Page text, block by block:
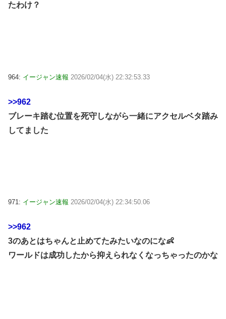
たわけ？
964: イージャン速報 2026/02/04(水) 22:32:53.33
>>962
ブレーキ踏む位置を死守しながら一緒にアクセルベタ踏み
してました
971: イージャン速報 2026/02/04(水) 22:34:50.06
>>962
3のあとはちゃんと止めてたみたいなのにな👶
ワールドは成功したから抑えられなくなっちゃったのかな